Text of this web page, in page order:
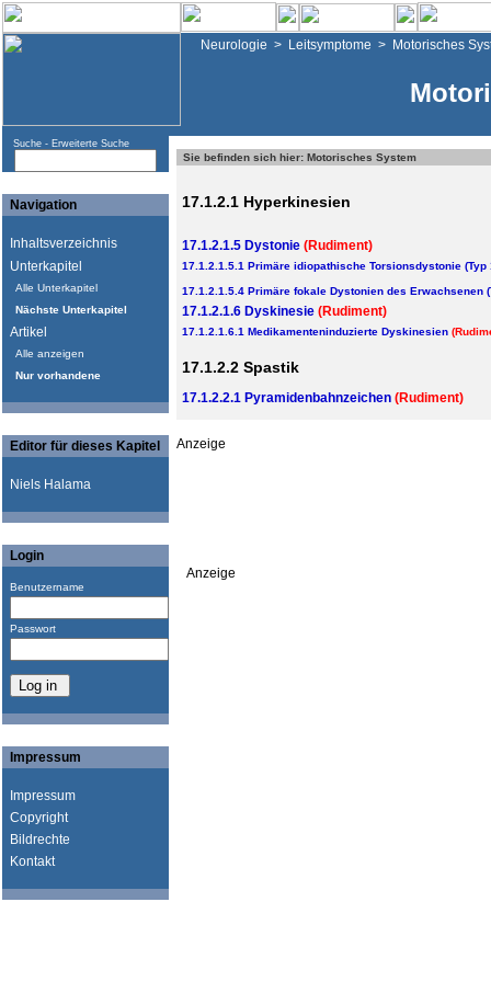
Neurologie > Leitsymptome > Motorisches
Suche - Erweiterte Suche
Navigation
Inhaltsverzeichnis
Unterkapitel
Alle Unterkapitel
Nächste Unterkapitel
Artikel
Alle anzeigen
Nur vorhandene
Editor für dieses Kapitel
Niels Halama
Login
Benutzername
Passwort
Impressum
Impressum
Copyright
Bildrechte
Kontakt
Sie befinden sich hier: Motorisches System
17.1.2.1 Hyperkinesien
17.1.2.1.5 Dystonie (Rudiment)
17.1.2.1.5.1 Primäre idiopathische Torsionsdystonie (Typ
17.1.2.1.5.4 Primäre fokale Dystonien des Erwachsenen
17.1.2.1.6 Dyskinesie (Rudiment)
17.1.2.1.6.1 Medikamenteninduzierte Dyskinesien
17.1.2.2 Spastik
17.1.2.2.1 Pyramidenbahnzeichen (Rudiment)
Anzeige
Anzeige